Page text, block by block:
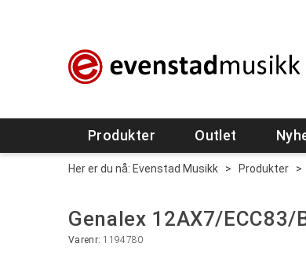
Produkter Outlet
Her er du nå: Evenstad Musikk > Produkter >
Genalex 12AX7/ECC83/
Varenr:1194780